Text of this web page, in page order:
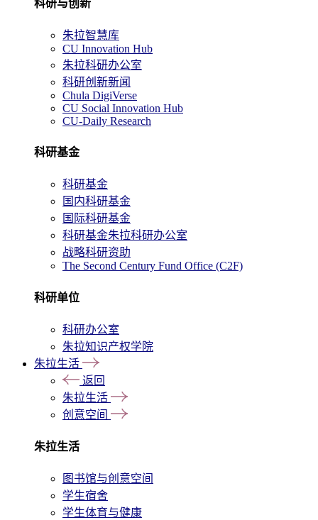
科研与创新
朱拉智慧库
CU Innovation Hub
朱拉科研办公室
科研创新新闻
Chula DigiVerse
CU Social Innovation Hub
CU-Daily Research
科研基金
科研基金
国内科研基金
国际科研基金
科研基金朱拉科研办公室
战略科研资助
The Second Century Fund Office (C2F)
科研单位
科研办公室
朱拉知识产权学院
朱拉生活
返回
朱拉生活
创意空间
朱拉生活
图书馆与创意空间
学生宿舍
学生体育与健康